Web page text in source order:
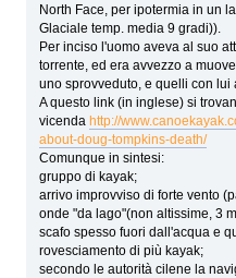
North Face, per ipotermia in un
Glaciale temp. media 9 gradi)).
Per inciso l'uomo aveva al suo
torrente, ed era avvezzo a
uno sprovveduto, e quelli con lui
A questo link (in inglese) si
vicenda http://
about-doug-tompkins-death/
Comunque in sintesi:
gruppo di kayak;
arrivo improvviso di forte vento
onde "da lago"(non altissime, 3
scafo spesso fuori dall'acqua e
rovesciamento di più kayak;
secondo le autorità cilene la